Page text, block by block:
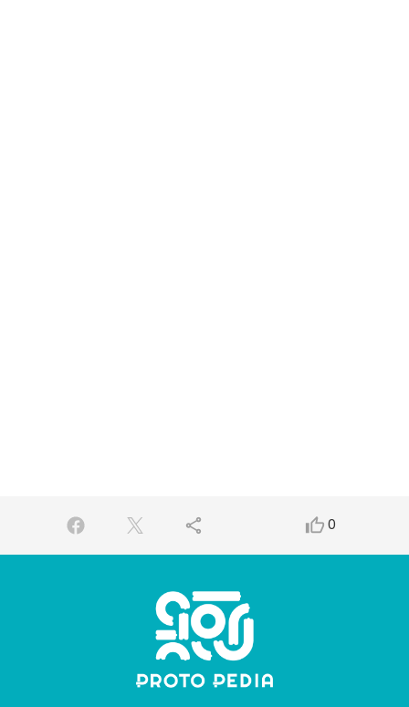
share thumb_up_alt0